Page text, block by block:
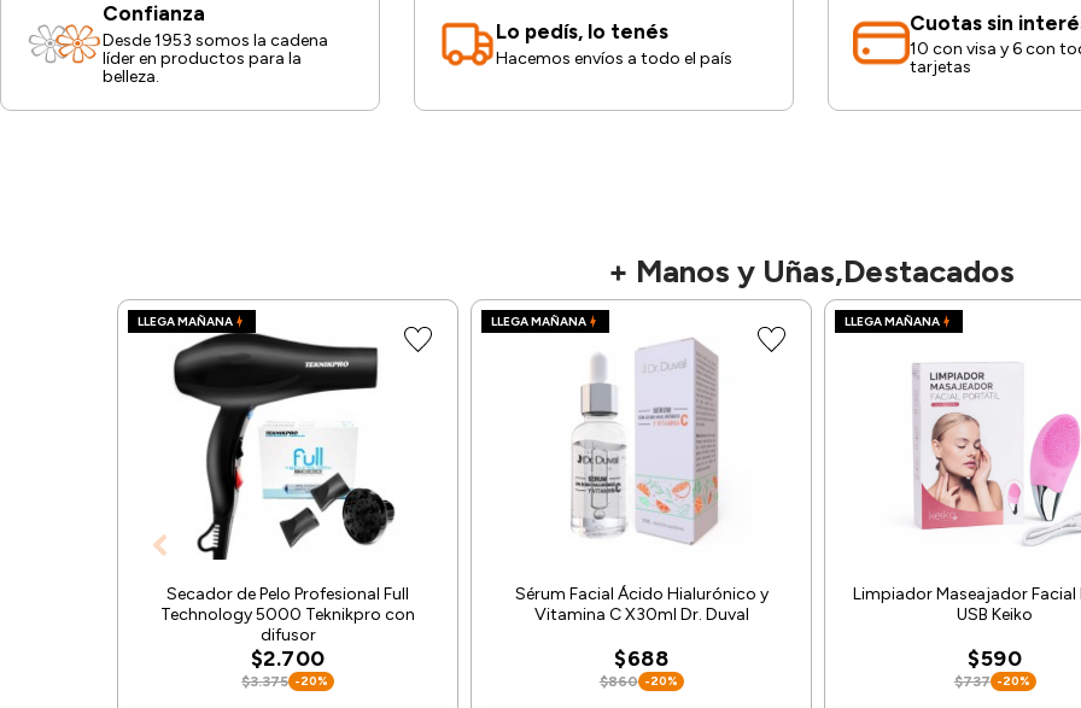
Confianza
Desde 1953 somos la cadena
líder en productos para la
belleza.
Lo pedís, lo tenés
Hacemos envíos a todo el país
Cuotas sin
10 con visa y 6 con
tarjetas
+ Manos y Uñas,Destacados
LLEGA MAÑANA
Secador de Pelo Profesional Full
Technology 5000 Teknikpro con
difusor
$2.700
$3.375 -20%
LLEGA MAÑANA
Sérum Facial Ácido Hialurónico y
Vitamina C X30ml Dr. Duval
$688
$860 -20%
LLEGA MAÑANA
Limpiador Maseajador Facial
USB Keiko
$590
$737 -20%